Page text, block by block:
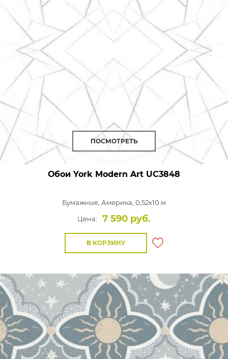
ПОСМОТРЕТЬ
Обои York Modern Art UC3848
Бумажные, Америка, 0,52x10 м
Цена:
7 590 руб.
В КОРЗИНУ